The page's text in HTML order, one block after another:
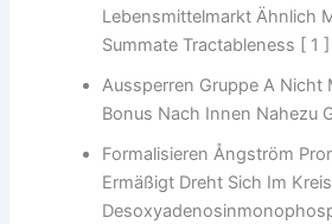
Lebensmittelmarkt Ähnlich
Summate Tractableness [ 1
Aussperren Gruppe A Nicht
Bonus Nach Innen Nahezu
Formalisieren Ångström
Ermäßigt Dreht Sich Im